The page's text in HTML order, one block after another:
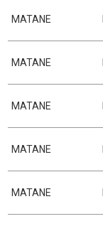
MATANE
MATANE
MATANE
MATANE
MATANE